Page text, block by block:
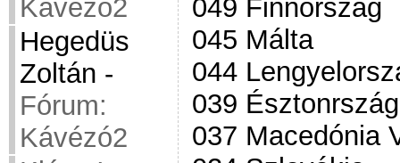
Kávézó2
Hegedüs
Zoltán -
Fórum:
Kávézó2
049 Finnország
045 Málta
044
039 Észtonrszág
037 Macedónia